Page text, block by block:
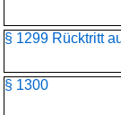
§ 1299 Rücktritt
§ 1300